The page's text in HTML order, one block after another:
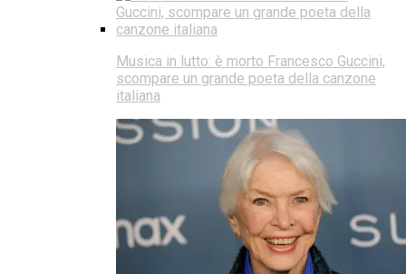
Musica in lutto: è morto Francesco Guccini,
scompare un grande poeta della canzone
italiana